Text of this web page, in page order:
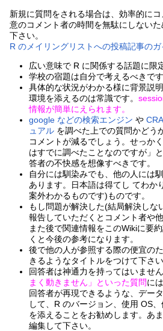
新規に質問をされる場合は、効率的に
意のコメント者の時間を無駄にしない
下さい。
R のメイリングリストへの投稿記事のガ
広い意味で R に関係する話題に限
学校の宿題は自分で考えるべきです
具体的な状況がわかる様に背景説
環境を添えるのは常識です。
情報が簡単にえられます。
google などの検索エンジン や
ュアル を調べた上での質問かどう
コメントが減るでしょう。せっか
はすでに調べたことなのですが」
答者の不快感を想像すべきです。
自分には馴染みでも、他の人には
あります。日本語は得てし てわか
案外わかるものです)ものです。
もし問題が解決した(結局解決しな
報告していただくとコメント者や
また後で関連情報をこのWikiに要
くと今後の参考になります。
後で他の人が参照する際の便宜の
きるようなタイトルをつけて下さい
回答者は神通力を持ってはいません
まく動きません」といった質問に
回答者が再現できるような、デー
して、R のバージョン、使用 OS
を添えることをお勧めします。あ
編集して下さい。